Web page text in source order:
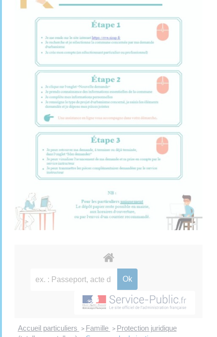
Accueil particuliers > Famille > Protection juridique